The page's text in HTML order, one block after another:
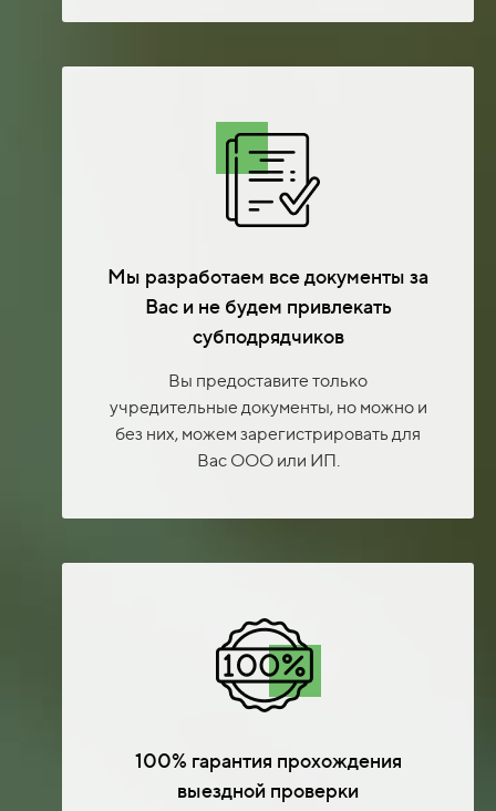
Мы разработаем все документы за
Вас и не будем привлекать
субподрядчиков
Вы предоставите только
учредительные документы, но можно и
без них, можем зарегистрировать для
Вас ООО или ИП.
100% гарантия прохождения
выездной проверки